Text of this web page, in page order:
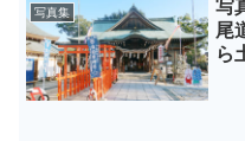
写真集
写
尾
ら